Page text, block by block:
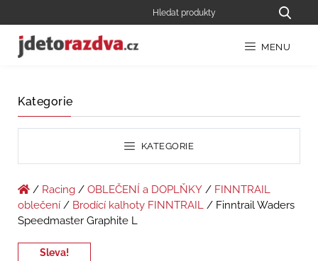
MENU
Kategorie
KATEGORIE
/ Racing / OBLEČENÍ a DOPLŇKY / FINNTRAIL
oblečení / Brodící kalhoty FINNTRAIL / Finntrail Waders
Speedmaster Graphite L
Sleva!